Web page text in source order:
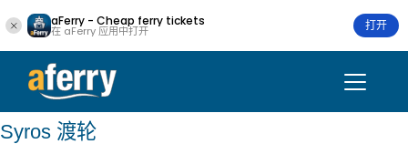
aFerry - Cheap ferry tickets
在 aFerry 应用中打开 打开
Syros 渡轮